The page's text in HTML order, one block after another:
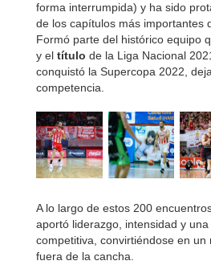
forma interrumpida) y ha sido
de los capítulos más importantes
Formó parte del histórico equipo
y el título de la Liga Nacional
conquistó la Supercopa 2022,
competencia.
A lo largo de estos 200
aportó liderazgo, intensidad y
competitiva, convirtiéndose en un
fuera de la cancha.